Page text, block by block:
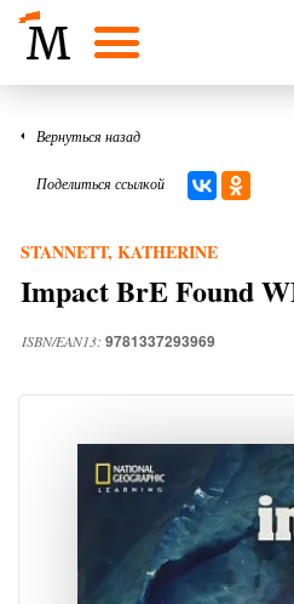
Вернуться назад
Поделиться ссылкой
STANNETT, KATHERINE
Impact BrE Found
ISBN/EAN13: 9781337293969